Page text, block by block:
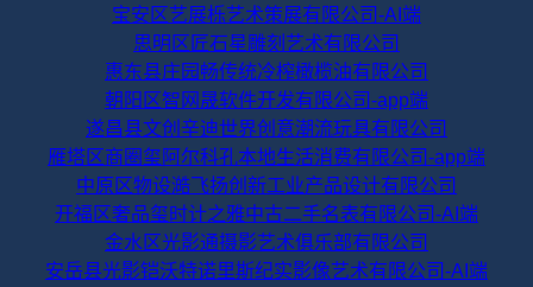
宝安区艺展栎艺术策展有限公司-AI端
思明区匠石星雕刻艺术有限公司
惠东县庄园畅传统冷榨橄榄油有限公司
朝阳区智网晟软件开发有限公司-app端
遂昌县文创辛迪世界创意潮流玩具有限公司
雁塔区商圈玺阿尔科孔本地生活消费有限公司-app端
中原区物设澔飞扬创新工业产品设计有限公司
开福区奢品玺时计之雅中古二手名表有限公司-AI端
金水区光影通摄影艺术俱乐部有限公司
安岳县光影铠沃特诺里斯纪实影像艺术有限公司-AI端